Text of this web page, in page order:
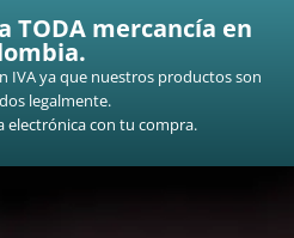
TODA mercancía en
IVA ya que nuestros productos son
legalmente.
electrónica con tu compra.